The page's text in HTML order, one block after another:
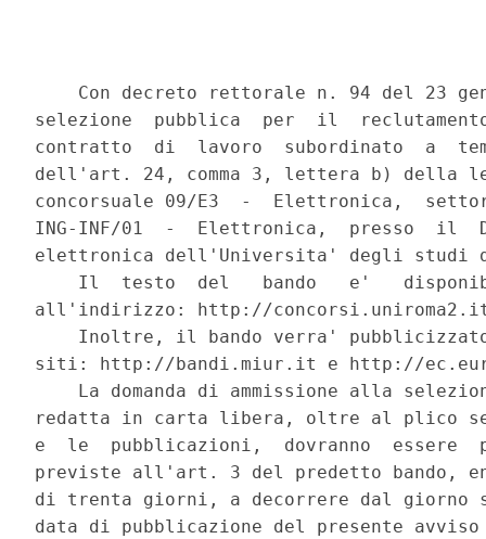
Con decreto rettorale n. 94 del 23
selezione  pubblica  per  il
contratto  di  lavoro  subordinato  a
dell'art. 24, comma 3, lettera b) della
concorsuale 09/E3  -  Elettronica,
ING-INF/01  -  Elettronica,  presso  il
elettronica dell'Universita' degli studi di
Il  testo  del   bando   e'
all'indirizzo: http://
Inoltre, il bando verra'
siti: http://bandi.miur.it e http://
La domanda di ammissione alla
redatta in carta libera, oltre al plico
e  le  pubblicazioni,  dovranno  essere
previste all'art. 3 del predetto bando,
di trenta giorni, a decorrere dal giorno
data di pubblicazione del presente